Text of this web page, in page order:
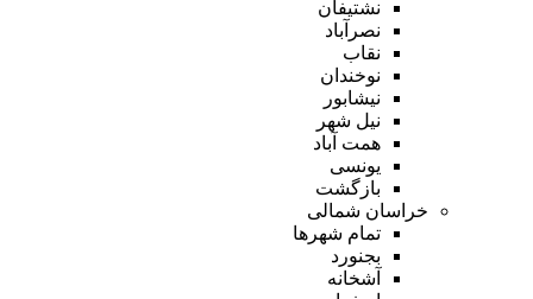
نشتیفان
نصرآباد
نقاب
نوخندان
نیشابور
نیل شهر
همت آباد
یونسی
بازگشت
خراسان شمالی
تمام شهر‌ها
بجنورد
آشخانه